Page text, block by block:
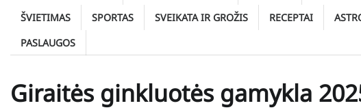
ŠVIETIMAS
SPORTAS SVEIKATA IR GROŽIS RECEPTAI
PASLAUGOS
Giraitės ginkluotės gamykla